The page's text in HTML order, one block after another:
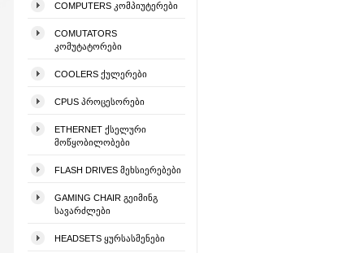
COMPUTERS ᲙᲝᲛᲞᲘᲣᲢᲔᲠᲔᲑᲘ
COMUTATORS
ᲙᲝᲛᲣᲢᲐᲢᲝᲠᲔᲑᲘ
COOLERS ᲥᲣᲚᲔᲠᲔᲑᲘ
CPUS ᲞᲠᲝᲪᲔᲡᲝᲠᲔᲑᲘ
ETHERNET ᲥᲡᲔᲚᲣᲠᲘ
ᲛᲝᲬᲧᲝᲑᲘᲚᲝᲑᲔᲑᲘ
FLASH DRIVES ᲛᲔᲮᲡᲘᲔᲠᲔᲑᲔᲑᲘ
GAMING CHAIR ᲒᲔᲘᲛᲘᲜᲒ
ᲡᲐᲕᲐᲠᲫᲚᲔᲑᲘ
HEADSETS ᲧᲣᲠᲡᲐᲡᲛᲔᲜᲔᲑᲘ